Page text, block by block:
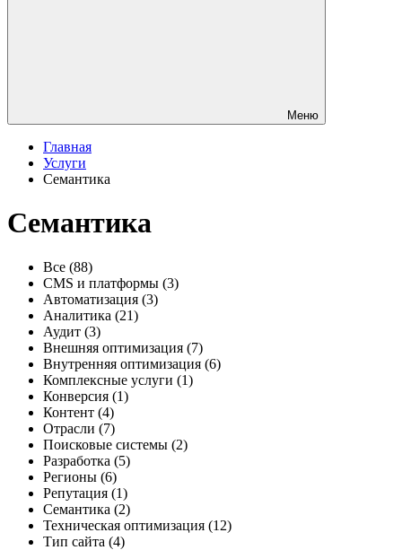
Меню
Главная
Услуги
Семантика
Семантика
Все (88)
CMS и платформы (3)
Автоматизация (3)
Аналитика (21)
Аудит (3)
Внешняя оптимизация (7)
Внутренняя оптимизация (6)
Комплексные услуги (1)
Конверсия (1)
Контент (4)
Отрасли (7)
Поисковые системы (2)
Разработка (5)
Регионы (6)
Репутация (1)
Семантика (2)
Техническая оптимизация (12)
Тип сайта (4)